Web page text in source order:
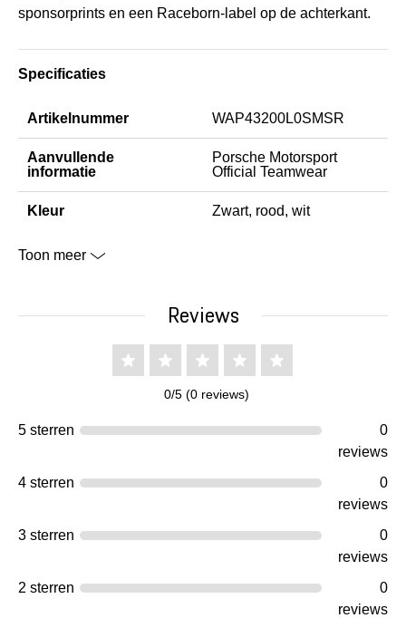
sponsorprints en een Raceborn-label op de achterkant.
Specificaties
Artikelnummer WAP43200L0SMSR
Aanvullende
informatie
Porsche Motorsport
Official Teamwear
Kleur Zwart, rood, wit
Toon meer
Reviews
0/5 (0 reviews)
5 sterren
0
reviews
4 sterren
0
reviews
3 sterren
0
reviews
2 sterren
0
reviews